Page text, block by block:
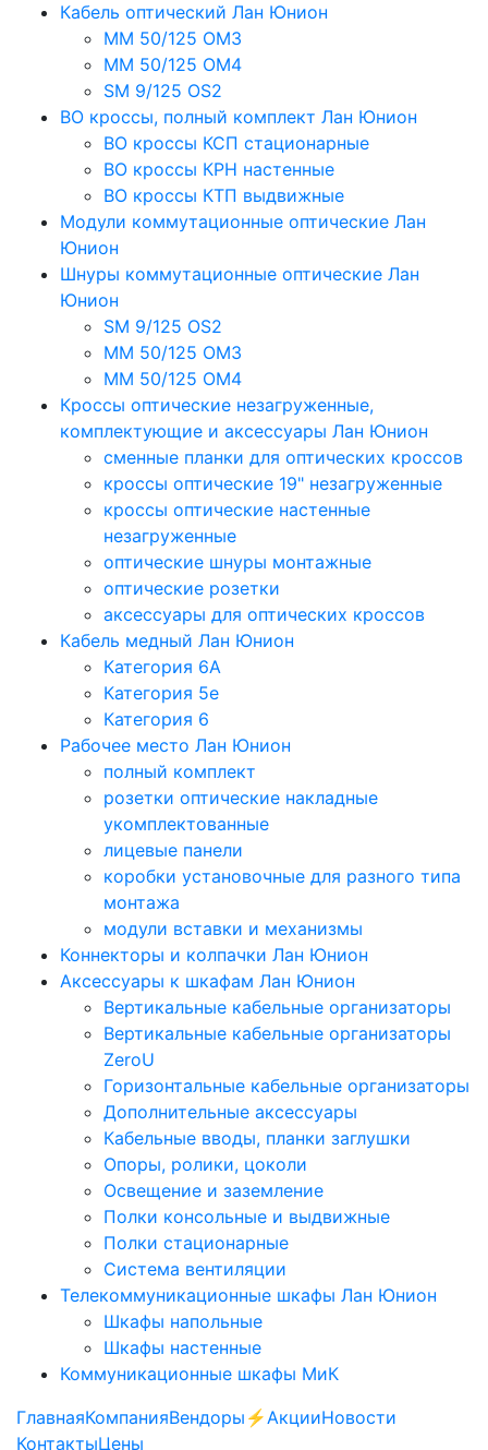
Кабель оптический Лан Юнион
MM 50/125 OM3
MM 50/125 OM4
SM 9/125 OS2
ВО кроссы, полный комплект Лан Юнион
ВО кроссы КСП стационарные
ВО кроссы КРН настенные
ВО кроссы КТП выдвижные
Модули коммутационные оптические Лан
Юнион
Шнуры коммутационные оптические Лан
Юнион
SM 9/125 OS2
MM 50/125 OM3
MM 50/125 OM4
Кроссы оптические незагруженные,
комплектующие и аксессуары Лан Юнион
сменные планки для оптических кроссов
кроссы оптические 19" незагруженные
кроссы оптические настенные
незагруженные
оптические шнуры монтажные
оптические розетки
аксессуары для оптических кроссов
Кабель медный Лан Юнион
Категория 6A
Категория 5e
Категория 6
Рабочее место Лан Юнион
полный комплект
розетки оптические накладные
укомплектованные
лицевые панели
коробки установочные для разного типа
монтажа
модули вставки и механизмы
Коннекторы и колпачки Лан Юнион
Аксессуары к шкафам Лан Юнион
Вертикальные кабельные организаторы
Вертикальные кабельные организаторы
ZeroU
Горизонтальные кабельные организаторы
Дополнительные аксессуары
Кабельные вводы, планки заглушки
Опоры, ролики, цоколи
Освещение и заземление
Полки консольные и выдвижные
Полки стационарные
Система вентиляции
Телекоммуникационные шкафы Лан Юнион
Шкафы напольные
Шкафы настенные
Коммуникационные шкафы МиК
ГлавнаяКомпанияВендоры ⚡️АкцииНовости
КонтактыЦены